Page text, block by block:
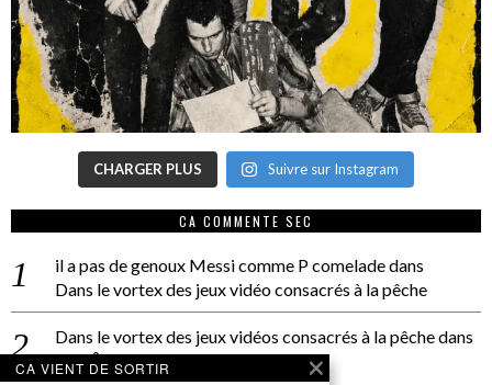
CHARGER PLUS Suivre sur Instagram
CA COMMENTE SEC
il a pas de genoux Messi comme P comeladedans
Dans le vortex des jeux vidéo consacrés à la pêche
Dans le vortex des jeux vidéos consacrés à la pêchedans
PACÔME THIELLEMENT
CA VIENT DE SORTIR